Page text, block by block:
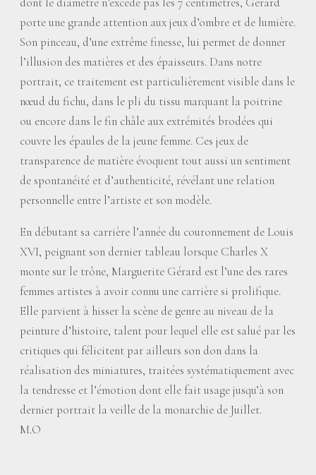
porte une grande attention aux jeux d’ombre et de lumière.
Son pinceau, d’une extrême finesse, lui permet de donner
l’illusion des matières et des épaisseurs. Dans notre
portrait, ce traitement est particulièrement visible dans le
nœud du fichu, dans le pli du tissu marquant la poitrine
ou encore dans le fin châle aux extrémités brodées qui
couvre les épaules de la jeune femme. Ces jeux de
transparence de matière évoquent tout aussi un sentiment
de spontanéité et d’authenticité, révélant une relation
personnelle entre l’artiste et son modèle.
En débutant sa carrière l’année du couronnement de Louis
XVI, peignant son dernier tableau lorsque Charles X
monte sur le trône, Marguerite Gérard est l’une des rares
femmes artistes à avoir connu une carrière si prolifique.
Elle parvient à hisser la scène de genre au niveau de la
peinture d’histoire, talent pour lequel elle est salué par les
critiques qui félicitent par ailleurs son don dans la
réalisation des miniatures, traitées systématiquement avec
la tendresse et l’émotion dont elle fait usage jusqu’à son
dernier portrait la veille de la monarchie de Juillet.
M.O